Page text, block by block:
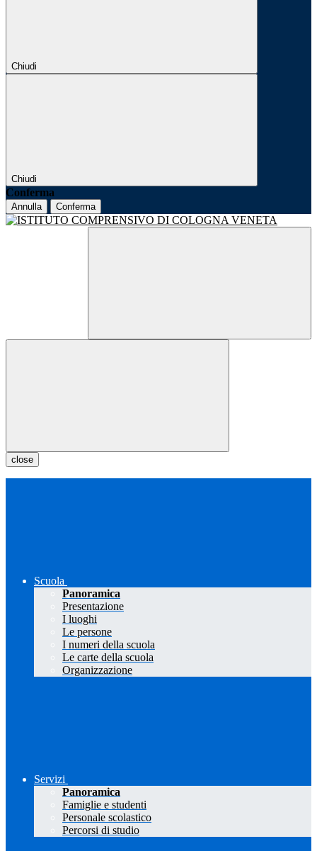
Chiudi
Chiudi
Conferma
Annulla Conferma
close
Scuola
Panoramica
Presentazione
I luoghi
Le persone
I numeri della scuola
Le carte della scuola
Organizzazione
Servizi
Panoramica
Famiglie e studenti
Personale scolastico
Percorsi di studio